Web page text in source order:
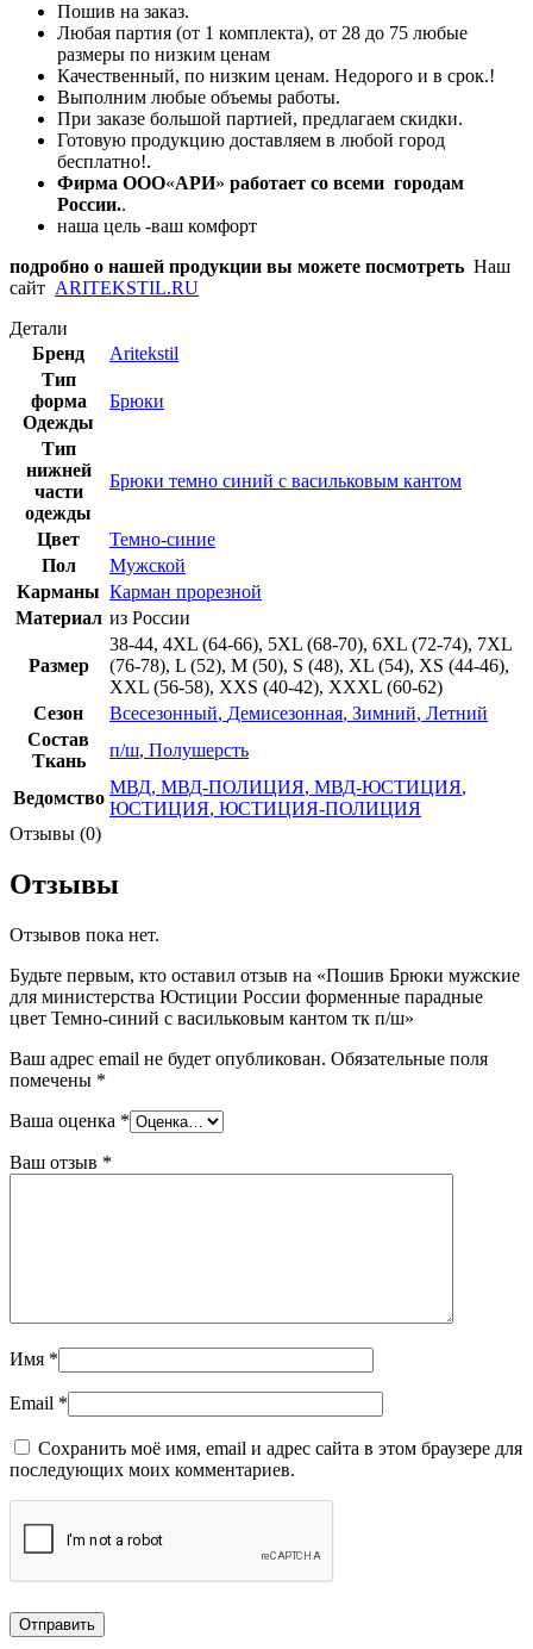
Пошив на заказ.
Любая партия (от 1 комплекта), от 28 до 75 любые
размеры по низким ценам
Качественный, по низким ценам. Недорого и в срок.!
Выполним любые объемы работы.
При заказе большой партией, предлагаем скидки.
Готовую продукцию доставляем в любой город
бесплатно!.
Фирма ООО«АРИ» работает со всеми городам
России..
наша цель -ваш комфорт
подробно о нашей продукции вы можете посмотреть Наш
сайт ARITEKSTIL.RU
Детали
Бренд
Aritekstil
Тип
форма
Одежды
Брюки
Тип
нижней
части
одежды
Брюки темно синий с васильковым кантом
Цвет
Темно-синие
Пол
Мужской
Карманы Карман прорезной
Материал из России
Размер
38-44, 4XL (64-66), 5XL (68-70), 6XL (72-74), 7XL
(76-78), L (52), M (50), S (48), XL (54), XS (44-46),
XXL (56-58), XXS (40-42), XXXL (60-62)
Сезон
Всесезонный, Демисезонная, Зимний, Летний
Состав
Ткань
п/ш, Полушерсть
Ведомство
МВД, МВД-ПОЛИЦИЯ, МВД-ЮСТИЦИЯ,
ЮСТИЦИЯ, ЮСТИЦИЯ-ПОЛИЦИЯ
Отзывы (0)
Отзывы
Отзывов пока нет.
Будьте первым, кто оставил отзыв на «Пошив Брюки мужские
для министерства Юстиции России форменные парадные
цвет Темно-синий с васильковым кантом тк п/ш»
Ваш адрес email не будет опубликован. Обязательные поля
помечены *
Ваша оценка *
Ваш отзыв *
Имя *
Email *
Сохранить моё имя, email и адрес сайта в этом браузере для
последующих моих комментариев.